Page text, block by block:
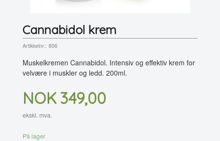
Cannabidol krem
Artikkelnr.: 806
Muskelkremen Cannabidol. Intensiv og effektiv krem for
velvære i muskler og ledd. 200ml.
Pris
NOK 349,00
ekskl. mva.
På lager